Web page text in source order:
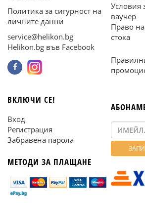
Политика за сигурност на
личните данни
service@helikon.bg
Helikon.bg във Facebook
Условия
ваучер
Право на
стока
ВКЛЮЧИ СЕ!
Вход
Регистрация
Забравена парола
МЕТОДИ ЗА ПЛАЩАНЕ